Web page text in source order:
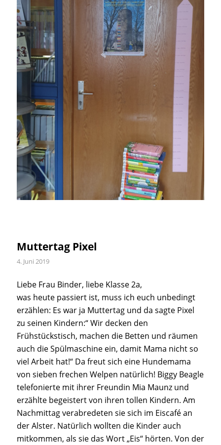
Muttertag Pixel
4. Juni 2019
Liebe Frau Binder, liebe Klasse 2a,
was heute passiert ist, muss ich euch unbedingt
erzählen: Es war ja Muttertag und da sagte Pixel
zu seinen Kindern:“ Wir decken den
Frühstückstisch, machen die Betten und räumen
auch die Spülmaschine ein, damit Mama nicht so
viel Arbeit hat!“ Da freut sich eine Hundemama
von sieben frechen Welpen natürlich! Biggy Beagle
telefonierte mit ihrer Freundin Mia Maunz und
erzählte begeistert von ihren tollen Kindern. Am
Nachmittag verabredeten sie sich im Eiscafé an
der Alster. Natürlich wollten die Kinder auch
mitkommen, als sie das Wort „Eis“ hörten. Von der